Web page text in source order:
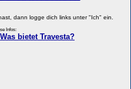
dann logge dich links unter "Ich" ein.
Infos:
Was bietet Travesta?